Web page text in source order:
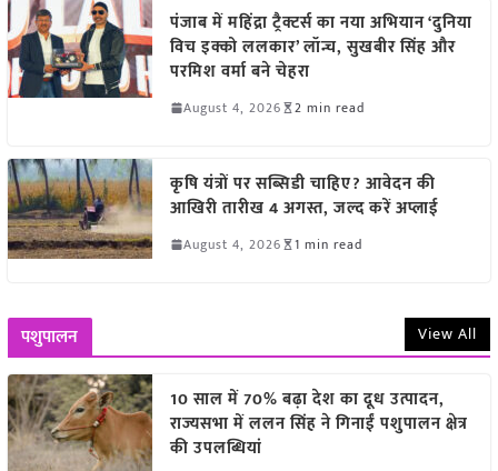
पंजाब में महिंद्रा ट्रैक्टर्स का नया अभियान ‘दुनिया
विच इक्को ललकार’ लॉन्च, सुखबीर सिंह और
परमिश वर्मा बने चेहरा
August 4, 2026 2 min read
कृषि यंत्रों पर सब्सिडी चाहिए? आवेदन की
आखिरी तारीख 4 अगस्त, जल्द करें अप्लाई
August 4, 2026 1 min read
पशुपालन View All
10 साल में 70% बढ़ा देश का दूध उत्पादन,
राज्यसभा में ललन सिंह ने गिनाईं पशुपालन क्षेत्र
की उपलब्धियां